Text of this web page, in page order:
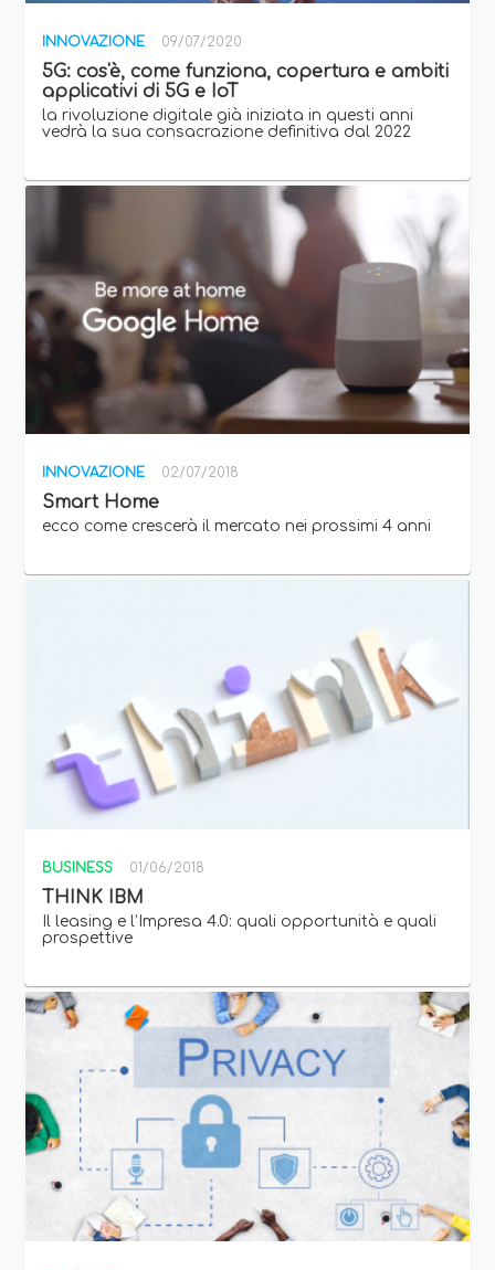
INNOVAZIONE 09/07/2020
5G: cos'è, come funziona, copertura e ambiti
applicativi di 5G e IoT
la rivoluzione digitale già iniziata in questi anni
vedrà la sua consacrazione definitiva dal 2022
INNOVAZIONE 02/07/2018
Smart Home
ecco come crescerà il mercato nei prossimi 4 anni
BUSINESS 01/06/2018
THINK IBM
Il leasing e l’Impresa 4.0: quali opportunità e quali
prospettive